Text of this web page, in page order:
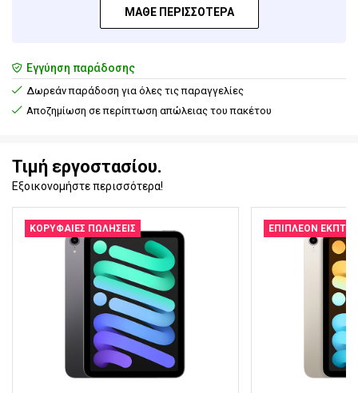
ΜΆΘΕ ΠΕΡΙΣΣΌΤΕΡΑ
Εγγύηση παράδοσης
Δωρεάν παράδοση για όλες τις παραγγελίες
Αποζημίωση σε περίπτωση απώλειας του πακέτου
Τιμή εργοστασίου.
Εξοικονομήστε περισσότερα!
ΚΟΡΥΦΑΊΕΣ ΠΩΛΉΣΕΙΣ ΕΠΙΠΛΈΟΝ